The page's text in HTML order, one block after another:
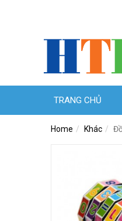
TRANG CHỦ
Home Khác